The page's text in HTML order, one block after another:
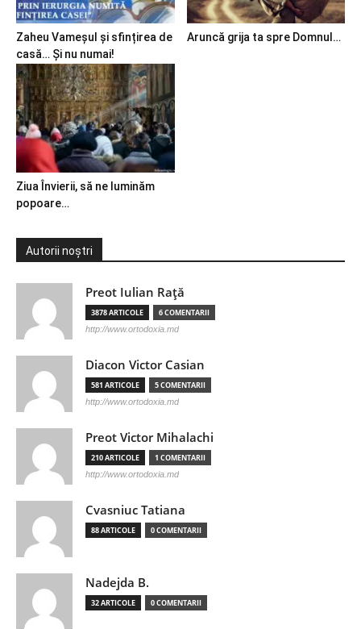
Zaheu Vameșul și sfințirea de
casă… Și nu numai!
Aruncă grija ta spre Domnul…
Ziua Învierii, să ne luminăm
popoare…
Autorii noștri
Preot Iulian Raţă
3878 ARTICOLE 6 COMENTARII
http://www.ortodoxia.md
Diacon Victor Casian
581 ARTICOLE 5 COMENTARII
http://www.ortodoxia.md
Preot Victor Mihalachi
210 ARTICOLE 1 COMENTARII
http://www.ortodoxia.md
Cvasniuc Tatiana
88 ARTICOLE 0 COMENTARII
Nadejda B.
32 ARTICOLE 0 COMENTARII